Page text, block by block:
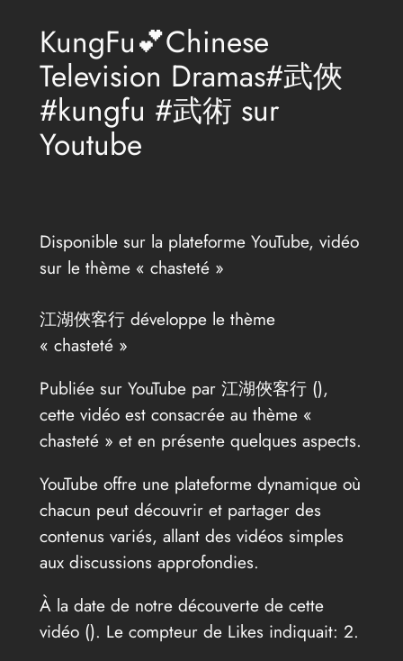
KungFu💕Chinese
Television Dramas#武俠
#kungfu #武術 sur
Youtube
Disponible sur la plateforme YouTube, vidéo
sur le thème « chasteté »
江湖俠客行 développe le thème
« chasteté »
Publiée sur YouTube par 江湖俠客行 (),
cette vidéo est consacrée au thème «
chasteté » et en présente quelques aspects.
YouTube offre une plateforme dynamique où
chacun peut découvrir et partager des
contenus variés, allant des vidéos simples
aux discussions approfondies.
À la date de notre découverte de cette
vidéo (). Le compteur de Likes indiquait: 2.